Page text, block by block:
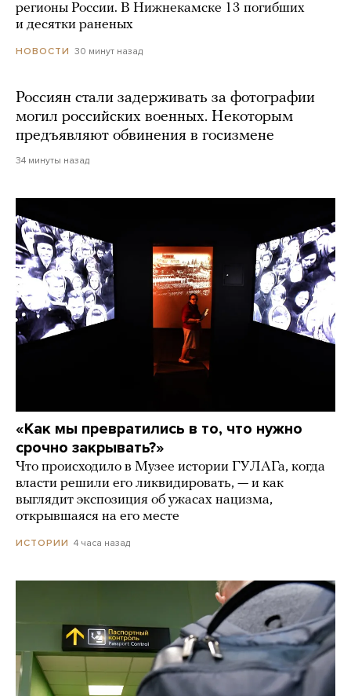
регионы России. В Нижнекамске 13 погибших
и десятки раненых
НОВОСТИ 30 минут назад
Россиян стали задерживать за фотографии
могил российских военных. Некоторым
предъявляют обвинения в госизмене
34 минуты назад
«Как мы превратились в то, что нужно
срочно закрывать?»
Что происходило в Музее истории ГУЛАГа, когда
власти решили его ликвидировать, — и как
выглядит экспозиция об ужасах нацизма,
открывшаяся на его месте
ИСТОРИИ 4 часа назад